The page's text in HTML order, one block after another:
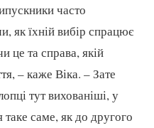
часто
як їхній вибір спрацює
це та справа, якій
– каже Віка. – Зате
тут вихованіші, у
саме, як до другого